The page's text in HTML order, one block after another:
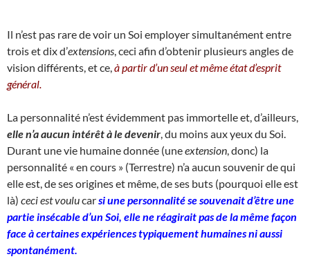
Il n’est pas rare de voir un Soi employer simultanément entre
trois et dix d’extensions , ceci afin d’obtenir plusieurs angles de
vision différents, et ce, à partir d’un seul et même état d’esprit
général.
La personnalité n’est évidemment pas immortelle et, d’ailleurs,
elle n’a aucun intérêt à le devenir , du moins aux yeux du Soi.
Durant une vie humaine donnée (uneextension , donc) la
personnalité « en cours » (Terrestre) n’a aucun souvenir de qui
elle est, de ses origines et même, de ses buts (pourquoi elle est
là) ceci est voulucarsi une personnalité se souvenait d’être une
partie insécable d’un Soi, elle ne réagirait pas de la même façon
face à certaines expériences typiquement humaines ni aussi
spontanément.